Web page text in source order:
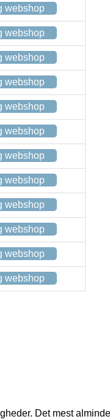
webshop
webshop
webshop
webshop
webshop
webshop
webshop
webshop
webshop
webshop
webshop
webshop
Det mest